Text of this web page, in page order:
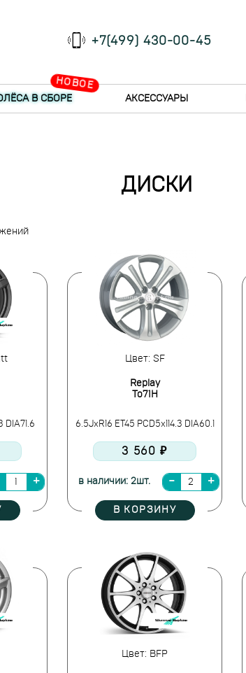
+7(499) 430-00-45
НОВОЕ
В СБОРЕ АКСЕССУАРЫ
ДИСКИ
DIA71.6
Цвет: SF
Replay
To71H
6.5JxR16 ET45 PCD5x114.3 DIA60.1
3 560 ₽
в наличии: 2шт.
В КОРЗИНУ
Цвет: BFP